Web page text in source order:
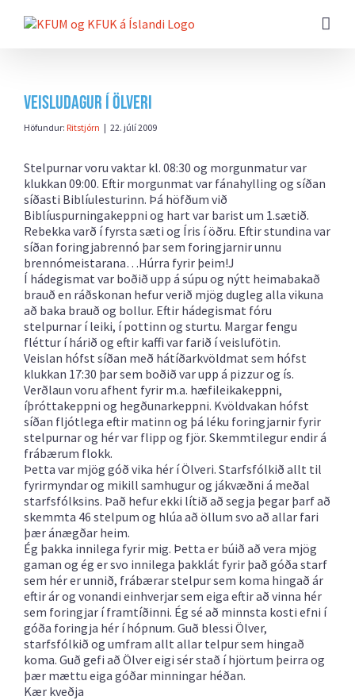
beint
Veisludagur í Ölveri
Höfundur: Ritstjórn | 22. júlí 2009
Stelpurnar voru vaktar kl. 08:30 og morgunmatur var
klukkan 09:00. Eftir morgunmat var fánahylling og síðan
síðasti Biblíulesturinn. Þá höfðum við
Biblíuspurningakeppni og hart var barist um 1.sætið.
Rebekka varð í fyrsta sæti og Íris í öðru. Eftir stundina var
síðan foringjabrennó þar sem foringjarnir unnu
brennómeistarana…Húrra fyrir þeim!J
Í hádegismat var boðið upp á súpu og nýtt heimabakað
brauð en ráðskonan hefur verið mjög dugleg alla vikuna
að baka brauð og bollur. Eftir hádegismat fóru
stelpurnar í leiki, í pottinn og sturtu. Margar fengu
fléttur í hárið og eftir kaffi var farið í veislufötin.
Veislan hófst síðan með hátíðarkvöldmat sem hófst
klukkan 17:30 þar sem boðið var upp á pizzur og ís.
Verðlaun voru afhent fyrir m.a. hæfileikakeppni,
íþróttakeppni og hegðunarkeppni. Kvöldvakan hófst
síðan fljótlega eftir matinn og þá léku foringjarnir fyrir
stelpurnar og hér var flipp og fjör. Skemmtilegur endir á
frábærum flokk.
Þetta var mjög góð vika hér í Ölveri. Starfsfólkið allt til
fyrirmyndar og mikill samhugur og jákvæðni á meðal
starfsfólksins. Það hefur ekki lítið að segja þegar þarf að
skemmta 46 stelpum og hlúa að öllum svo að allar fari
þær ánægðar heim.
Ég þakka innilega fyrir mig. Þetta er búið að vera mjög
gaman og ég er svo innilega þakklát fyrir það góða starf
sem hér er unnið, frábærar stelpur sem koma hingað ár
eftir ár og vonandi einhverjar sem eiga eftir að vinna hér
sem foringjar í framtíðinni. Ég sé að minnsta kosti efni í
góða foringja hér í hópnum. Guð blessi Ölver,
starfsfólkið og umfram allt allar telpur sem hingað
koma. Guð gefi að Ölver eigi sér stað í hjörtum þeirra og
þær mættu eiga góðar minningar héðan.
Kær kveðja